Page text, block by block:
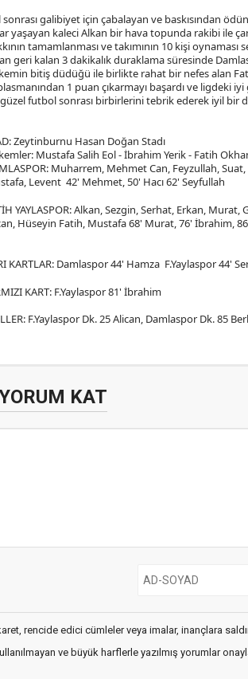
sonrası galibiyet için çabalayan ve baskısından
yaşayan kaleci Alkan bir hava topunda rakibi ile
tamamlanması ve takımının 10 kişi
geri kalan 3 dakikalık duraklama süresinde
bitiş düdüğü ile birlikte rahat bir nefes alan
1 puan çıkarmayı başardı ve ligdeki
futbol sonrası birbirlerini tebrik ederek iyil bir
Zeytinburnu Hasan Doğan Stadı
Mustafa Salih Eol - İbrahim Yerik - Fatih
Muharrem, Mehmet Can, Feyzullah, Suat,
Levent 42' Mehmet, 50' Hacı 62' Seyfullah
YAYLASPOR: Alkan, Sezgin, Serhat, Erkan, Murat,
Hüseyin Fatih, Mustafa 68' Murat, 76' İbrahim,
KARTLAR: Damlaspor 44' Hamza F.Yaylaspor 44'
KART: F.Yaylaspor 81' İbrahim
F.Yaylaspor Dk. 25 Alican, Damlaspor Dk. 85
KAT
rencide edici cümleler veya imalar, inançlara
ve büyük harflerle yazılmış yorumlar